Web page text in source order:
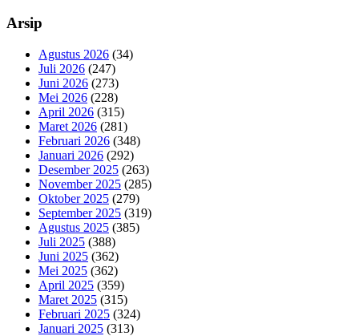
Arsip
Agustus 2026 (34)
Juli 2026 (247)
Juni 2026 (273)
Mei 2026 (228)
April 2026 (315)
Maret 2026 (281)
Februari 2026 (348)
Januari 2026 (292)
Desember 2025 (263)
November 2025 (285)
Oktober 2025 (279)
September 2025 (319)
Agustus 2025 (385)
Juli 2025 (388)
Juni 2025 (362)
Mei 2025 (362)
April 2025 (359)
Maret 2025 (315)
Februari 2025 (324)
Januari 2025 (313)